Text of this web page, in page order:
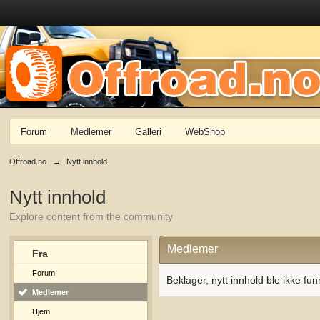
Forum Medlemer Galleri WebShop
Offroad.no → Nytt innhold
Nytt innhold
Explore content from the community
Fra
Forum
Medlemer
Hjem
Medlemer
Beklager, nytt innhold ble ikke